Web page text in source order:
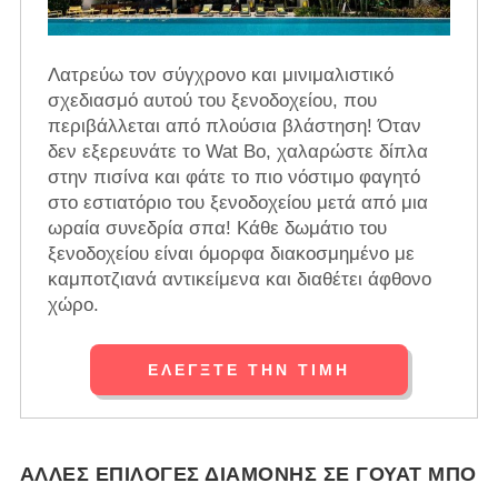
Λατρεύω τον σύγχρονο και μινιμαλιστικό
σχεδιασμό αυτού του ξενοδοχείου, που
περιβάλλεται από πλούσια βλάστηση! Όταν
δεν εξερευνάτε το Wat Bo, χαλαρώστε δίπλα
στην πισίνα και φάτε το πιο νόστιμο φαγητό
στο εστιατόριο του ξενοδοχείου μετά από μια
ωραία συνεδρία σπα! Κάθε δωμάτιο του
ξενοδοχείου είναι όμορφα διακοσμημένο με
καμποτζιανά αντικείμενα και διαθέτει άφθονο
χώρο.
ΕΛΈΓΞΤΕ ΤΗΝ ΤΙΜΉ
ΆΛΛΕΣ ΕΠΙΛΟΓΈΣ ΔΙΑΜΟΝΉΣ ΣΕ ΓΟΥΆΤ ΜΠΟ